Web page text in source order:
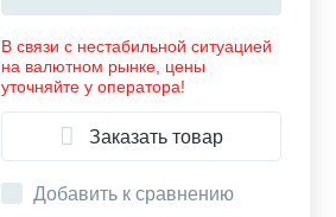
В связи с нестабильной ситуацией
на валютном рынке, цены
уточняйте у оператора!
Заказать товар
Добавить к сравнению